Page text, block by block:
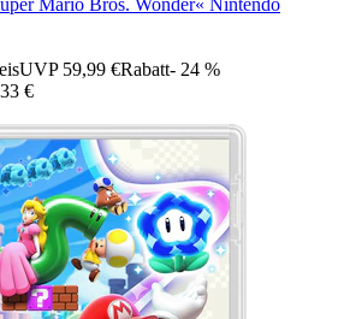
UVP 59,99 €Rabatt- 24 %
€